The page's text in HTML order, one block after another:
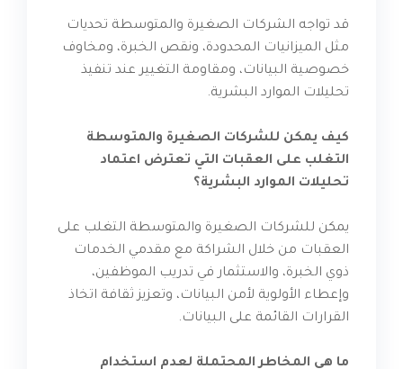
قد تواجه الشركات الصغيرة والمتوسطة تحديات
مثل الميزانيات المحدودة، ونقص الخبرة، ومخاوف
خصوصية البيانات، ومقاومة التغيير عند تنفيذ
تحليلات الموارد البشرية.
كيف يمكن للشركات الصغيرة والمتوسطة
التغلب على العقبات التي تعترض اعتماد
تحليلات الموارد البشرية؟
يمكن للشركات الصغيرة والمتوسطة التغلب على
العقبات من خلال الشراكة مع مقدمي الخدمات
ذوي الخبرة، والاستثمار في تدريب الموظفين،
وإعطاء الأولوية لأمن البيانات، وتعزيز ثقافة اتخاذ
القرارات القائمة على البيانات.
ما هي المخاطر المحتملة لعدم استخدام